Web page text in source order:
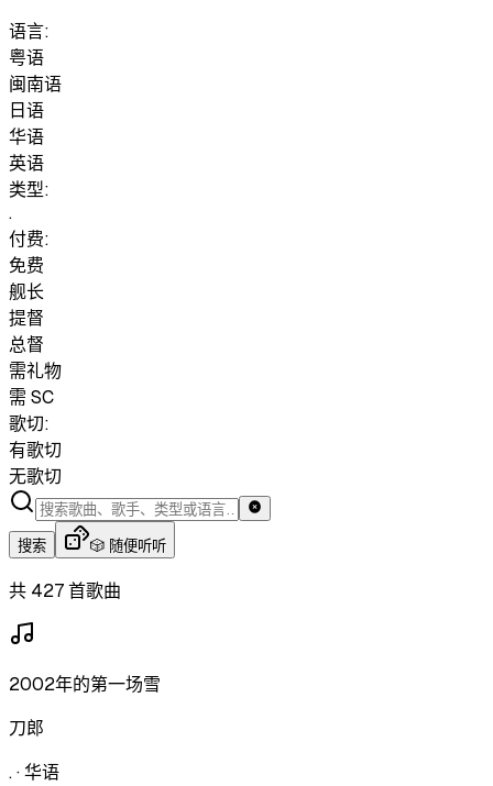
语言:
粤语
闽南语
日语
华语
英语
类型:
.
付费:
免费
舰长
提督
总督
需礼物
需 SC
歌切:
有歌切
无歌切
搜索 🎲 随便听听
共 427 首歌曲
2002年的第一场雪
刀郎
.·华语